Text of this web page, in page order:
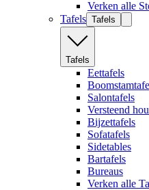
Verken alle
Tafels Tafels
Tafels
Eettafels
Salontafels
Versteend
Bijzettafels
Sofatafels
Sidetables
Bartafels
Bureaus
Verken alle